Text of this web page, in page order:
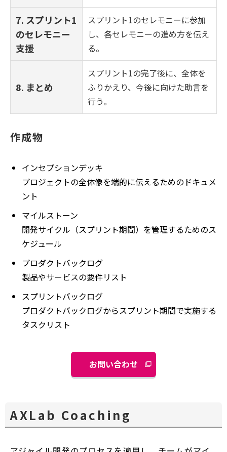
7. スプリント1
のセレモニー
支援
スプリント1のセレモニーに参加
し、各セレモニーの進め方を伝え
る。
8. まとめ
スプリント1の完了後に、全体を
ふりかえり、今後に向けた助言を
行う。
作成物
インセプションデッキ
プロジェクトの全体像を端的に伝えるためのドキュメ
ント
マイルストーン
開発サイクル（スプリント期間）を管理するためのス
ケジュール
プロダクトバックログ
製品やサービスの要件リスト
スプリントバックログ
プロダクトバックログからスプリント期間で実施する
タスクリスト
お問い合わせ
AXLab Coaching